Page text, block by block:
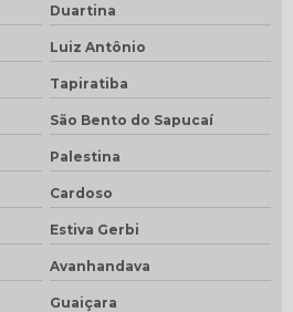
Duartina
Luiz Antônio
Tapiratiba
São Bento do Sapucaí
Palestina
Cardoso
Estiva Gerbi
Avanhandava
Guaiçara